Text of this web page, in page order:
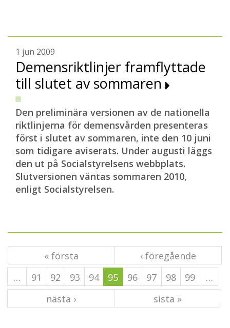
1 jun 2009
Demensriktlinjer framflyttade
till slutet av sommaren
Den preliminära versionen av de nationella
riktlinjerna för demensvården presenteras
först i slutet av sommaren, inte den 10 juni
som tidigare aviserats. Under augusti läggs
den ut på Socialstyrelsens webbplats.
Slutversionen väntas sommaren 2010,
enligt Socialstyrelsen.
« första
‹ föregående
…
91 92 93 94 95 96 97 98 99
…
nästa ›
sista »